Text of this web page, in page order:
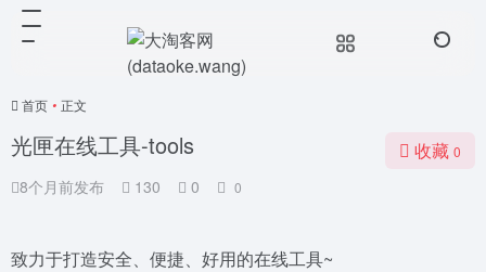
首页 • 正文
光匣在线工具-tools
8个月前发布 130 0 0
收藏 0
致力于打造安全、便捷、好用的在线工具~